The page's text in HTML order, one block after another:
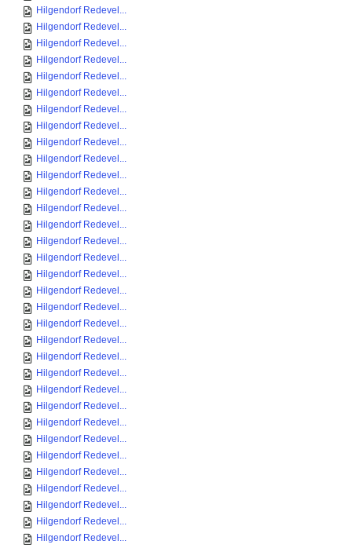
Hilgendorf Redevel...
Hilgendorf Redevel...
Hilgendorf Redevel...
Hilgendorf Redevel...
Hilgendorf Redevel...
Hilgendorf Redevel...
Hilgendorf Redevel...
Hilgendorf Redevel...
Hilgendorf Redevel...
Hilgendorf Redevel...
Hilgendorf Redevel...
Hilgendorf Redevel...
Hilgendorf Redevel...
Hilgendorf Redevel...
Hilgendorf Redevel...
Hilgendorf Redevel...
Hilgendorf Redevel...
Hilgendorf Redevel...
Hilgendorf Redevel...
Hilgendorf Redevel...
Hilgendorf Redevel...
Hilgendorf Redevel...
Hilgendorf Redevel...
Hilgendorf Redevel...
Hilgendorf Redevel...
Hilgendorf Redevel...
Hilgendorf Redevel...
Hilgendorf Redevel...
Hilgendorf Redevel...
Hilgendorf Redevel...
Hilgendorf Redevel...
Hilgendorf Redevel...
Hilgendorf Redevel...